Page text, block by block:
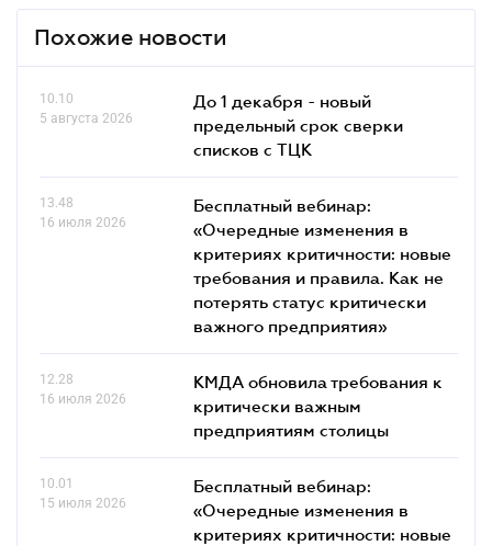
Похожие новости
10.10
5 августа 2026
До 1 декабря - новый
предельный срок сверки
списков c ТЦК
13.48
16 июля 2026
Бесплатный вебинар:
«Очередные изменения в
критериях критичности: новые
требования и правила. Как не
потерять статус критически
важного предприятия»
12.28
16 июля 2026
КМДА обновила требования к
критически важным
предприятиям столицы
10.01
15 июля 2026
Бесплатный вебинар:
«Очередные изменения в
критериях критичности: новые